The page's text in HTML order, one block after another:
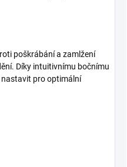
poškrábání a zamlžení
Díky intuitivnímu bočnímu
nastavit pro optimální